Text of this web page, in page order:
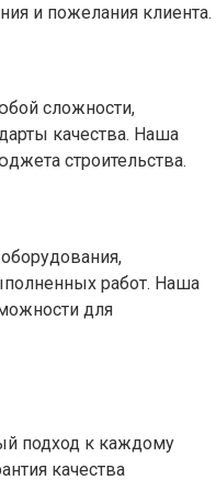
и пожелания клиента.
сложности,
качества. Наша
строительства.
работ. Наша
для
подход к каждому
качества